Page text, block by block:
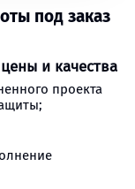
под заказ
и качества
проекта